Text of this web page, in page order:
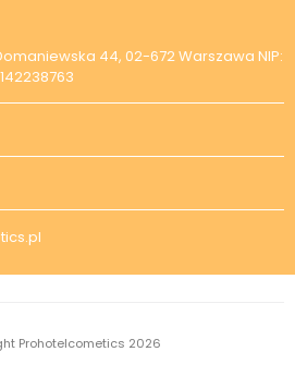
44, 02-672 Warszawa NIP:
Prohotelcometics 2026